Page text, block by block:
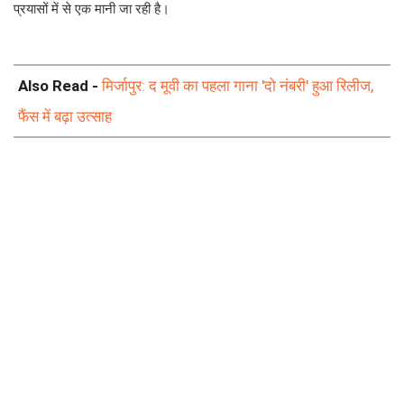
प्रयासों में से एक मानी जा रही है।
Also Read -मिर्जापुर: द मूवी का पहला गाना 'दो नंबरी' हुआ रिलीज,
फैंस में बढ़ा उत्साह